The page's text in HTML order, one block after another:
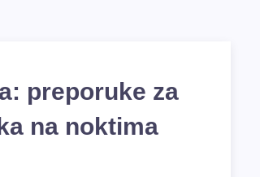
preporuke za
na noktima